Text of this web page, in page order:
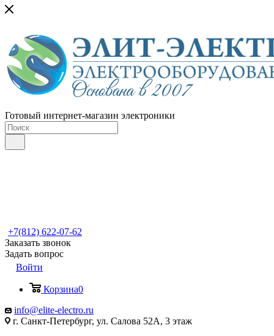
Готовый интернет-магазин электроники
+7(812) 622-07-62
Заказать звонок
Задать вопрос
Войти
Корзина0
info@elite-electro.ru
г. Санкт-Петербург, ул. Салова 52А, 3 этаж